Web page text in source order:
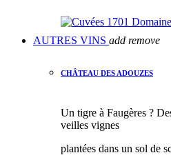
AUTRES VINS add remove
CHÂTEAU DES ADOUZES
Un tigre à Faugères ?
veilles vignes
plantées dans un sol de